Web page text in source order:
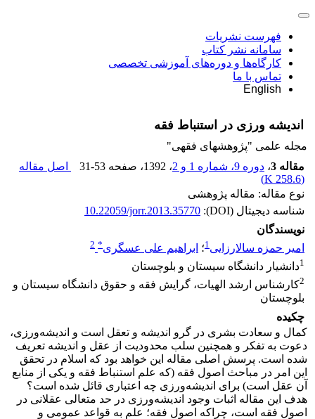
فهرست نشریات
سامانه نشر کتاب
کارگاه‌ها و دوره‌های آموزشی تخصصی
تماس با ما
English
اندیشه ورزی در استنباط فقه
مجله علمی "پژوهشهای فقهی"
مقاله 3
، دوره 9، شماره 1 و 2 ، 1392 ، صفحه 31-53
اصل مقاله
(
258.6 K
)
نوع مقاله: مقاله پژوهشی
شناسه دیجیتال (DOI):
10.22059/jorr.2013.35770
نویسندگان
امیر حمزه سالارزایی1؛ ابراهیم علی عسگری*
2
1دانشیار دانشگاه سیستان و بلوچستان
2کارشناس ارشد الهیات، گرایش فقه و حقوق دانشگاه سیستان و
بلوچستان
چکیده
کمال و سعادت بشری در گرو اندیشه و تعقل است و اندیشه‌ورزی،
دعوت به تفکر و همچنین سلب محدودیت از عقل و اندیشه تعریف
شده است. پرسش اصلی مقاله این خواهد بود که اسلام در تحقق
این امر در مباحث اصول فقه (که علم استنباط فقه و یکی از منابع
آن عقل است) برای اندیشه‌ورزی چه اعتباری قائل شده است؟
هدف این مقاله اثبات وجود اندیشه‌ورزی در حد متعالی عقلانی در
اصول فقه است، چراکه اصول فقه؛ علم به قواعد عمومی و